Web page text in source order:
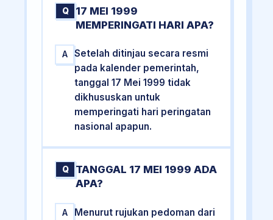
Q
17 MEI 1999
MEMPERINGATI HARI APA?
A
Setelah ditinjau secara resmi
pada kalender pemerintah,
tanggal 17 Mei 1999 tidak
dikhususkan untuk
memperingati hari peringatan
nasional apapun.
Q
TANGGAL 17 MEI 1999 ADA
APA?
A
Menurut rujukan pedoman dari